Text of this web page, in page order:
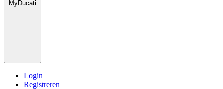
MyDucati
Login
Registreren